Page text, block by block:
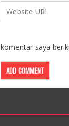
komentar saya